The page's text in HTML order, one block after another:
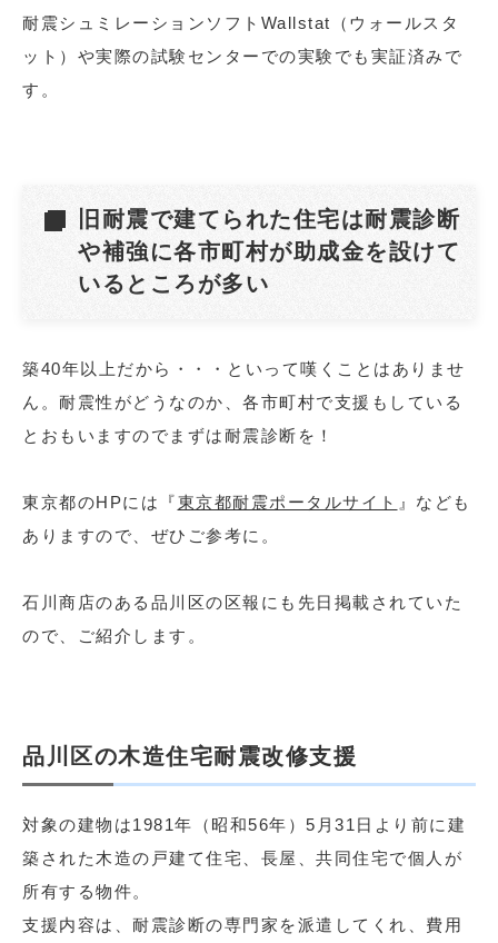
耐震シュミレーションソフトWallstat（ウォールスタ
ット）や実際の試験センターでの実験でも実証済みで
す。
旧耐震で建てられた住宅は耐震診断
や補強に各市町村が助成金を設けて
いるところが多い
築40年以上だから・・・といって嘆くことはありませ
ん。耐震性がどうなのか、各市町村で支援もしている
とおもいますのでまずは耐震診断を！
東京都のHPには『東京都耐震ポータルサイト 』なども
ありますので、ぜひご参考に。
石川商店のある品川区の区報にも先日掲載されていた
ので、ご紹介します。
品川区の木造住宅耐震改修支援
対象の建物は1981年（昭和56年）5月31日より前に建
築された木造の戸建て住宅、長屋、共同住宅で個人が
所有する物件。
支援内容は、耐震診断の専門家を派遣してくれ、費用